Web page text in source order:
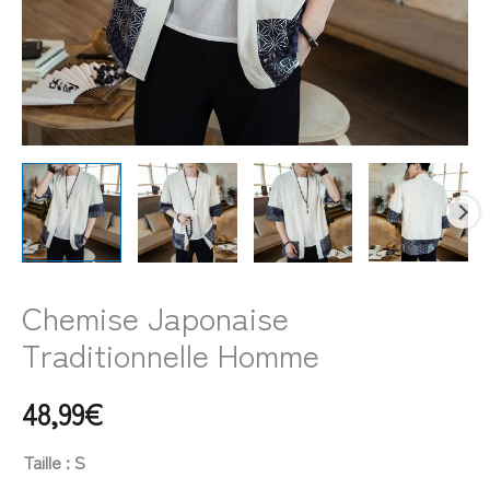
Chemise Japonaise
Traditionnelle Homme
48,99€
Taille : S